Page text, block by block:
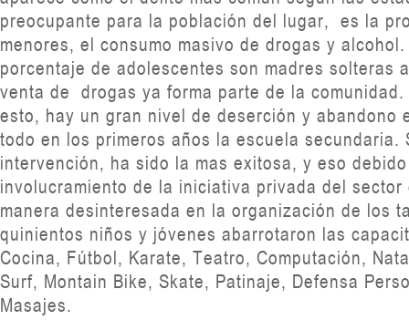
preocupante para la población del lugar, es la
menores, el consumo masivo de drogas y
porcentaje de adolescentes son madres solteras
venta de drogas ya forma parte de la comunidad.
esto, hay un gran nivel de deserción y abandono
todo en los primeros años la escuela secundaria.
intervención, ha sido la mas exitosa, y eso
involucramiento de la iniciativa privada del
manera desinteresada en la organización de los
quinientos niños y jóvenes abarrotaron las
Cocina, Fútbol, Karate, Teatro, Computación,
Surf, Montain Bike, Skate, Patinaje, Defensa
Masajes.